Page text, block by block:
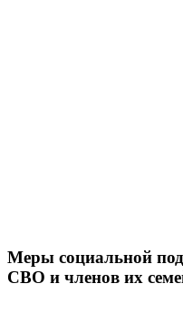
Меры социальной
СВО и членов их